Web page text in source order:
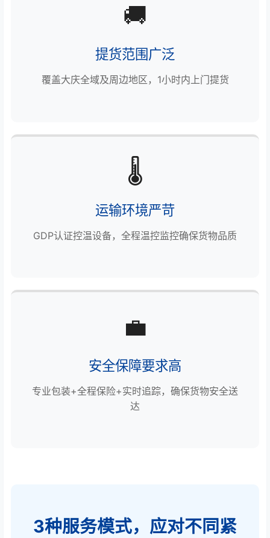
🚚
提货范围广泛
覆盖大庆全域及周边地区，1小时内上门提货
🌡️
运输环境严苛
GDP认证控温设备，全程温控监控确保货物品质
💼
安全保障要求高
专业包装+全程保险+实时追踪，确保货物安全送
达
3种服务模式，应对不同紧